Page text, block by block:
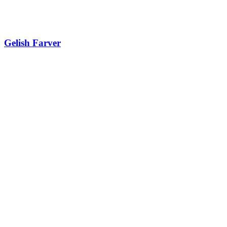
Gelish Farver